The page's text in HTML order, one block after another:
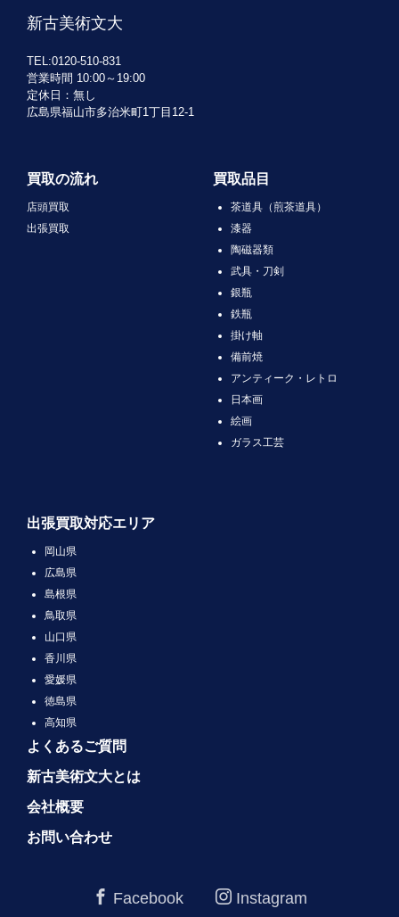
新古美術文大
TEL:0120-510-831
営業時間 10:00～19:00
定休日：無し
広島県福山市多治米町1丁目12-1
買取の流れ
店頭買取
出張買取
買取品目
茶道具（煎茶道具）
漆器
陶磁器類
武具・刀剣
銀瓶
鉄瓶
掛け軸
備前焼
アンティーク・レトロ
日本画
絵画
ガラス工芸
出張買取対応エリア
岡山県
広島県
島根県
鳥取県
山口県
香川県
愛媛県
徳島県
高知県
よくあるご質問
新古美術文大とは
会社概要
お問い合わせ
Facebook Instagram